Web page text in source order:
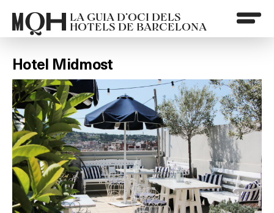
LA GUIA D’OCI DELS
HOTELS DE BARCELONA
Hotel Midmost